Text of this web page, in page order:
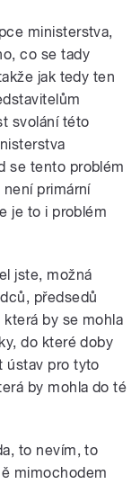
ministerstva,
co se tady
jak tedy ten
svolání této
se tento problém
primární
je to i problém
jste, možná
předsedů
by se mohla
do které doby
ústav pro tyto
by mohla do té
to nevím, to
mimochodem